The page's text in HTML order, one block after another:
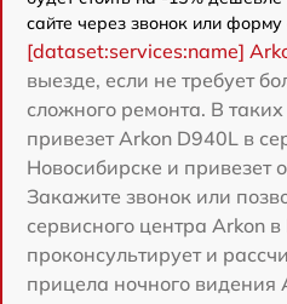
сайте через звонок или форму
[dataset:services:name]
выезде, если не требует
сложного ремонта. В
привезет Arkon D940L в
Новосибирске и привезет
Закажите звонок или
сервисного центра Arkon
проконсультирует и
прицела ночного видения